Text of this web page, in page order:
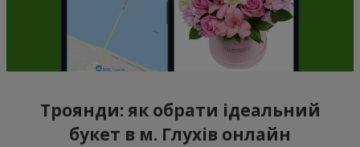
Троянди: як обрати ідеальний
букет в м. Глухів онлайн